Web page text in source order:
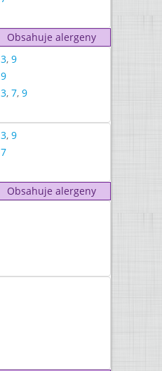
Obsahuje alergeny
3, 9
9
3, 7, 9
3, 9
7
Obsahuje alergeny